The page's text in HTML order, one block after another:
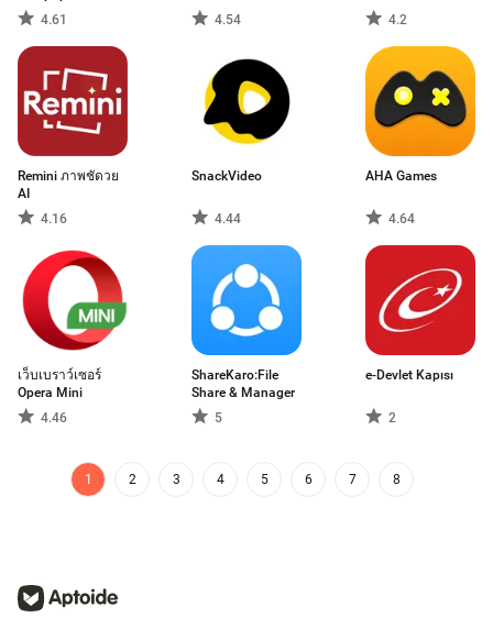
Ringtones
4.61
4.54
4.2
Remini ภาพชัดวย
AI
4.16
SnackVideo
4.44
AHA Games
4.64
เว็บเบราว์เซอร์
Opera Mini
4.46
ShareKaro:File
Share & Manager
5
e-Devlet Kapısı
2
1 2 3 4 5 6 7 8